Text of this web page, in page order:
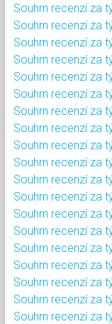
Souhrn recenzí za
Souhrn recenzí za
Souhrn recenzí za
Souhrn recenzí za
Souhrn recenzí za
Souhrn recenzí za
Souhrn recenzí za
Souhrn recenzí za
Souhrn recenzí za
Souhrn recenzí za
Souhrn recenzí za
Souhrn recenzí za
Souhrn recenzí za
Souhrn recenzí za
Souhrn recenzí za
Souhrn recenzí za
Souhrn recenzí za
Souhrn recenzí za
Souhrn recenzí za